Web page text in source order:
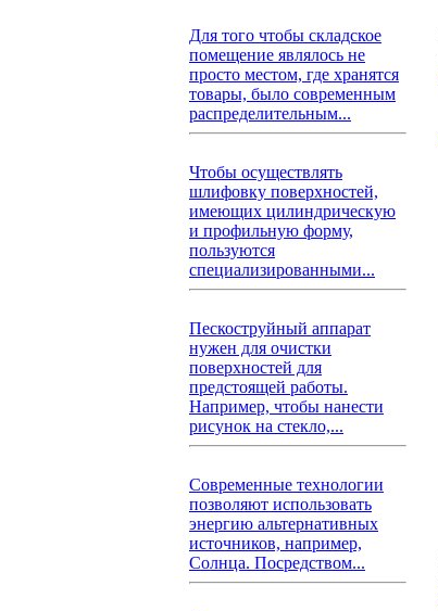
Для того чтобы складское
помещение являлось не
просто местом, где хранятся
товары, было современным
распределительным...
Чтобы осуществлять
шлифовку поверхностей,
имеющих цилиндрическую
и профильную форму,
пользуются
специализированными...
Пескоструйный аппарат
нужен для очистки
поверхностей для
предстоящей работы.
Например, чтобы нанести
рисунок на стекло,...
Современные технологии
позволяют использовать
энергию альтернативных
источников, например,
Солнца. Посредством...